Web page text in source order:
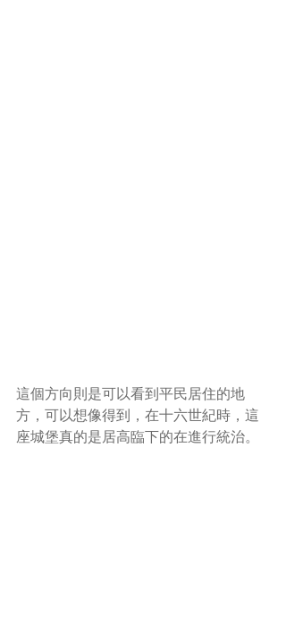
這個方向則是可以看到平民居住的地
方，可以想像得到，在十六世紀時，這
座城堡真的是居高臨下的在進行統治。